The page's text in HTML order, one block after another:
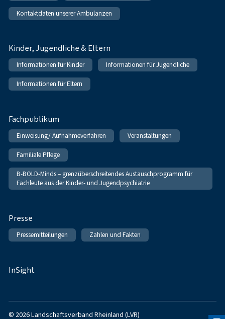
Kontaktdaten unserer Ambulanzen
Kinder, Jugendliche & Eltern
Informationen für Kinder Informationen für Jugendliche
Informationen für Eltern
Fachpublikum
Einweisung/ Aufnahmeverfahren Veranstaltungen
Familiale Pflege
B-BOLD-Minds – grenzüberschreitendes Austauschprogramm für
Fachleute aus der Kinder- und Jugendpsychiatrie
Presse
Pressemitteilungen Zahlen und Fakten
InSight
© 2026 Landschaftsverband Rheinland (LVR)